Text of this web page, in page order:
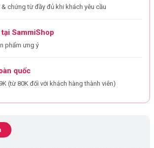
& chứng từ đầy đủ khi khách yêu cầu
SammiShop
phẩm ưng ý
quốc
(từ 80K đối với khách hàng thành viên)